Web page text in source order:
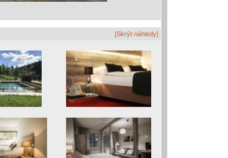
[Skrýt náhledy]